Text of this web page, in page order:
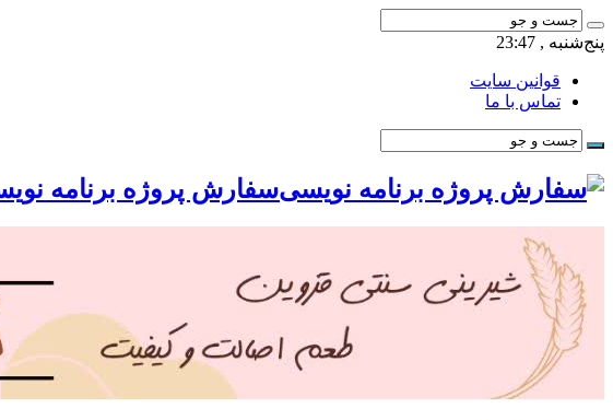
پنج‌شنبه , 23:47
قوانین سایت
تماس با ما
سفارش پروژه برنامه